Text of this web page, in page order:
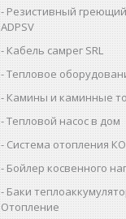
Резистивный
ADPSV
Кабель самрег SRL
Тепловое
Камины и каминные
Тепловой насос в дом
Система отопления
Бойлер косвенного
Баки
Отопление